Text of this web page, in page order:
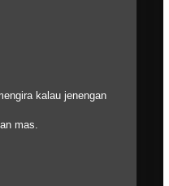
kalau jenengan
mas.